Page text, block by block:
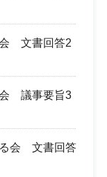
会 文書回答2
会 議事要旨3
る会 文書回答